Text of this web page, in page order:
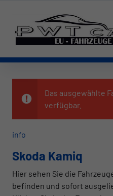
Das ausgewählte
verfügbar.
info
Skoda Kamiq
Hier sehen Sie die
befinden und sofort